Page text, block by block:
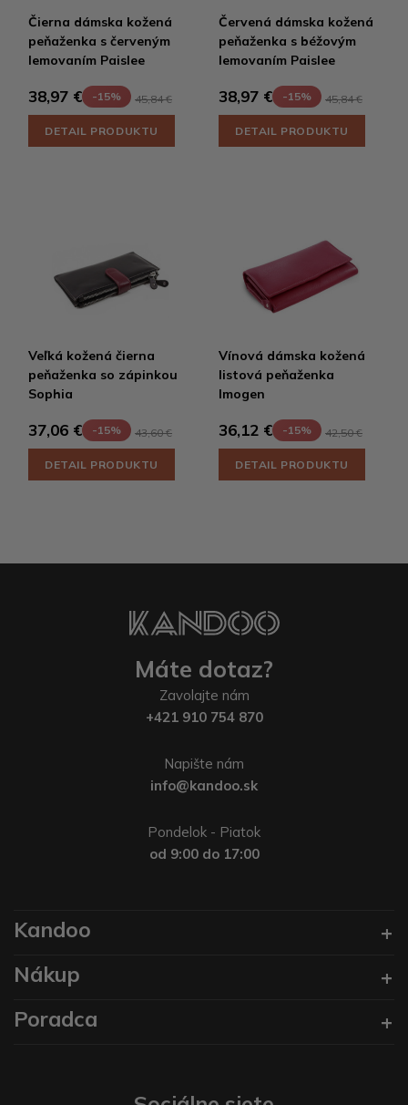
Čierna dámska kožená
peňaženka s červeným
lemovaním Paislee
38,97 € -15% 45,84 €
DETAIL PRODUKTU
Červená dámska kožená
peňaženka s béžovým
lemovaním Paislee
38,97 € -15% 45,84 €
DETAIL PRODUKTU
Veľká kožená čierna
peňaženka so zápinkou
Sophia
37,06 € -15% 43,60 €
DETAIL PRODUKTU
Vínová dámska kožená
listová peňaženka
Imogen
36,12 € -15% 42,50 €
DETAIL PRODUKTU
Máte dotaz?
Zavolajte nám
+421 910 754 870
Napište nám
info@kandoo.sk
Pondelok - Piatok
od 9:00 do 17:00
Kandoo
Nákup
Poradca